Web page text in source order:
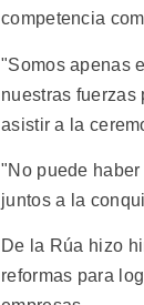
competencia
"Somos apenas
nuestras fuerzas
asistir a la
"No puede
juntos a la
De la Rúa hizo
reformas para